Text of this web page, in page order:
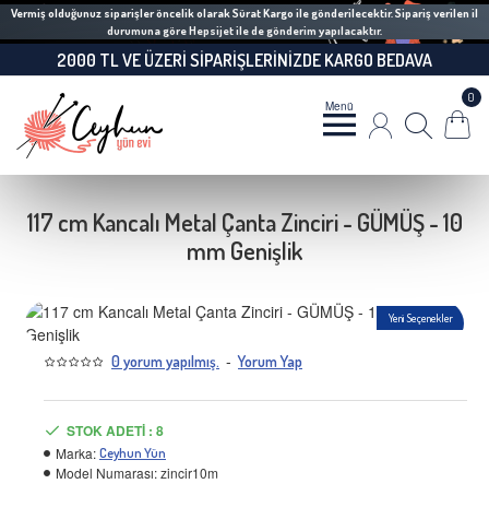
Vermiş olduğunuz siparişler öncelik olarak Sürat Kargo ile gönderilecektir. Sipariş verilen il
durumuna göre Hepsijet ile de gönderim yapılacaktır.
2000 TL VE ÜZERI SIPARIŞLERINIZDE KARGO BEDAVA
0
117 cm Kancalı Metal Çanta Zinciri - GÜMÜŞ - 10
mm Genişlik
Yeni Seçenekler
0 yorum yapılmış. - Yorum Yap
STOK ADETI : 8
Marka: Ceyhun Yün
Model Numarası:zincir10m